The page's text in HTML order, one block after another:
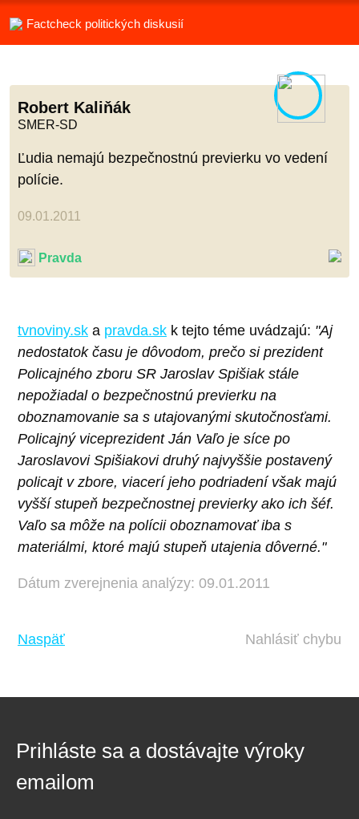
Factcheck politických diskusií
Robert Kaliňák
SMER-SD
Ľudia nemajú bezpečnostnú previerku vo vedení
polície.
09.01.2011
Pravda
tvnoviny.sk a pravda.sk k tejto téme uvádzajú: "Aj
nedostatok času je dôvodom, prečo si prezident
Policajného zboru SR Jaroslav Spišiak stále
nepožiadal o bezpečnostnú previerku na
oboznamovanie sa s utajovanými skutočnosťami.
Policajný viceprezident Ján Vaľo je síce po
Jaroslavovi Spišiakovi druhý najvyššie postavený
policajt v zbore, viacerí jeho podriadení však majú
vyšší stupeň bezpečnostnej previerky ako ich šéf.
Vaľo sa môže na polícii oboznamovať iba s
materiálmi, ktoré majú stupeň utajenia dôverné."
Dátum zverejnenia analýzy: 09.01.2011
Naspäť Nahlásiť chybu
Prihláste sa a dostávajte výroky
emailom